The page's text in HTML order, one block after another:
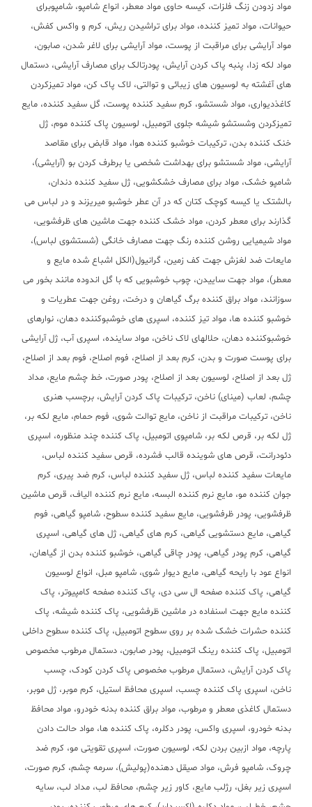
مواد زدودن زنگ فلزات، کیسه حاوی مواد معطر، انواع شامپو، شامپوبرای
حیوانات، مواد تمیز کننده، مواد برای تراشیدن ریش، کرم و واکس کفش،
مواد آرایشی برای مراقبت از پوست، مواد آرایشی برای لاغر شدن، صابون،
مواد لکه زدا، پنبه پاک کردن آرایش، پودرتالک برای مصارف آرایشی، دستمال
های آغشته به لوسیون های زیبائی و توالتی، لاک پاک کن، مواد تمیزکردن
کاغذدیواری، مواد شستشو، کرم سفید کننده پوست، گل سفید کننده، مایع
تمیزکردن وشستشو شیشه جلوی اتومبیل، لوسیون پاک کننده موم، ژل
خنک کننده بدن، ترکیبات خوشبو کننده هوا، مواد قابض برای مقاصد
آرایشی، مواد شستشو برای بهداشت شخصی یا برطرف کردن بو (آرایشی)،
شامپو خشک، مواد برای مصارف خشکشویی، ژل سفید کننده دندان،
بالشتک یا کیسه کوچک کتان که در آن عطر خوشبو میریزند و در لباس می
گذارند برای معطر کردن، مواد خشک کننده جهت ماشین های ظرفشویی،
مواد شیمیایی روشن کننده رنگ جهت مصارف خانگی (شستشوی لباس)،
مایعات ضد لغزش جهت کف زمین، گرانیول(الکل اشباع شده مایع و
معطر)، مواد جهت ساییدن، چوب خوشبویی که با گل اندوده مانند بخور می
سوزانند، مواد براق کننده برگ گیاهان و درخت، روغن جهت عطریات و
خوشبو کننده ها، مواد تیز کننده، اسپری های خوشبوکننده دهان، نوارهای
خوشبوکننده دهان، حلالهای لاک ناخن، مواد ساینده، اسپری آب، ژل آرایشی
برای پوست صورت و بدن، کرم بعد از اصلاح، فوم اصلاح، فوم بعد از اصلاح،
ژل بعد از اصلاح، لوسیون بعد از اصلاح، پودر صورت، خط چشم مایع، مداد
چشم، لعاب (مینای) ناخن، ترکیبات پاک کردن آرایش، برچسب هنری
ناخن، ترکیبات مراقبت از ناخن، مایع توالت شوی، فوم حمام، مایع لکه بر،
ژل لکه بر، قرص لکه بر، شامپوی اتومبیل، پاک کننده چند منظوره، اسپری
دئودرانت، قرص های شوینده قالب فشرده، قرص سفید کننده لباس،
مایعات سفید کننده لباس، ژل سفید کننده لباس، کرم ضد پیری، کرم
جوان کننده مو، مایع نرم کننده البسه، مایع نرم کننده الیاف، قرص ماشین
ظرفشویی، پودر ظرفشویی، مایع سفید کننده سطوح، شامپو گیاهی، فوم
گیاهی، مایع دستشویی گیاهی، کرم های گیاهی، ژل های گیاهی، اسپری
گیاهی، کرم پودر گیاهی، پودر چاقی گیاهی، خوشبو کننده بدن از گیاهان،
انواع عود با رایحه گیاهی، مایع دیوار شوی، شامپو مبل، انواع لوسیون
گیاهی، پاک کننده صفحه ال سی دی، پاک کننده صفحه کامپیوتر، پاک
کننده مایع جهت اسنفاده در ماشین ظرفشویی، پاک کننده شیشه، پاک
کننده حشرات خشک شده بر روی سطوح اتومبیل، پاک کننده سطوح داخلی
اتومبیل، پاک کننده رینگ اتومبیل، پودر صابون، دستمال مرطوب مخصوص
پاک کردن آرایش، دستمال مرطوب مخصوص پاک کردن کودک، چسب
ناخن، اسپری پاک کننده چسب، اسپری محافظ استیل، کرم موبر، ژل موبر،
دستمال کاغذی معطر و مرطوب، مواد براق کننده بدنه خودرو، مواد محافظ
بدنه خودرو، اسپری واکس، پودر دکلره، پاک کننده ها، مواد حالت دادن
پارچه، مواد ازبین بردن لکه، لوسیون صورت، اسپری تقویتی مو، کرم ضد
چروک، شامپو فرش، مواد صیقل دهنده(پولیش)، سرمه چشم، کرم صورت،
اسپری زیر بغل، رژلب مایع، کاور زیر چشم، محافظ لب، مداد لب، سایه